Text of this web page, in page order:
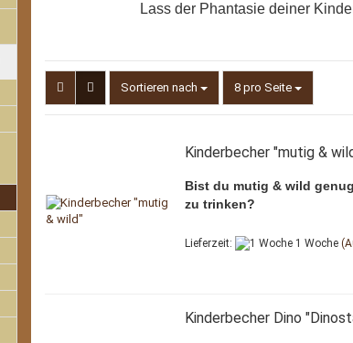
Lass der Phantasie deiner
Sortieren nach
Sortieren nach 8 pro Seite
pro Seite
Kinderbecher "mutig &
Bist du mutig & wild
zu trinken?
Lieferzeit: 1 Woche
Kinderbecher Dino